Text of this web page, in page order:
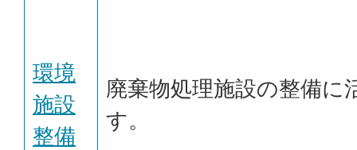
環境
施設
整備
廃棄物処理施設の整備に
す。